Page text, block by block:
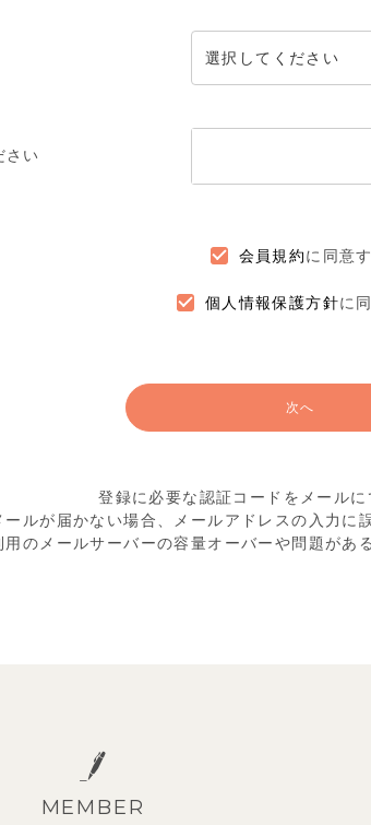
さい
会員規約に同意
個人情報保護方針に
次へ
登録に必要な認証コードをメールに
ールが届かない場合、メールアドレスの入力に
用のメールサーバーの容量オーバーや問題があ
MEMBER